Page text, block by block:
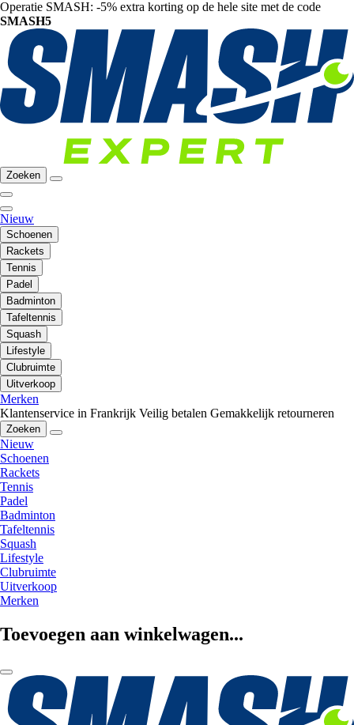
Operatie SMASH: -5% extra korting op de hele site met de code
SMASH5
Zoeken
Nieuw
Schoenen
Rackets
Tennis
Padel
Badminton
Tafeltennis
Squash
Lifestyle
Clubruimte
Uitverkoop
Merken
Klantenservice in Frankrijk Veilig betalen Gemakkelijk retourneren
Zoeken
Nieuw
Schoenen
Rackets
Tennis
Padel
Badminton
Tafeltennis
Squash
Lifestyle
Clubruimte
Uitverkoop
Merken
Toevoegen aan winkelwagen...